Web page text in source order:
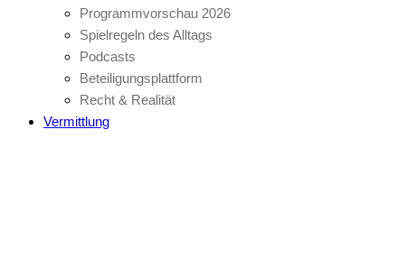
Programmvorschau 2026
Spielregeln des Alltags
Podcasts
Beteiligungsplattform
Recht & Realität
Vermittlung